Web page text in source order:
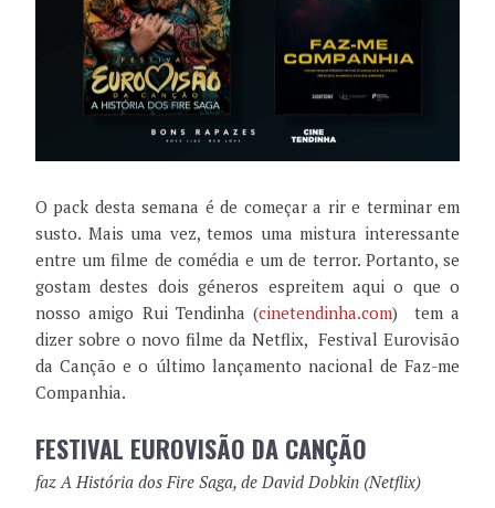
O pack desta semana é de começar a rir e terminar em
susto. Mais uma vez, temos uma mistura interessante
entre um filme de comédia e um de terror. Portanto, se
gostam destes dois géneros espreitem aqui o que o
nosso amigo Rui Tendinha (cinetendinha.com) tem a
dizer sobre o novo filme da Netflix, Festival Eurovisão
da Canção e o último lançamento nacional de Faz-me
Companhia.
FESTIVAL EUROVISÃO DA CANÇÃO
faz A História dos Fire Saga, de David Dobkin (Netflix)